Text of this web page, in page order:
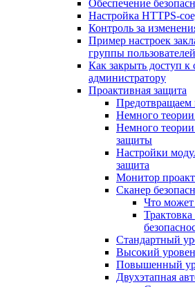
Обеспечение
Настройка HTTPS-
Контроль за
Пример настроек
группы пользователей
Как закрыть доступ к
администратору
Проактивная защита
Предотвращаем
Немного
Немного
защиты
Настройки
защита
Монитор
Сканер
Что может
Трактовка
Стандартный
Высокий
Повышенный
Двухэтапная